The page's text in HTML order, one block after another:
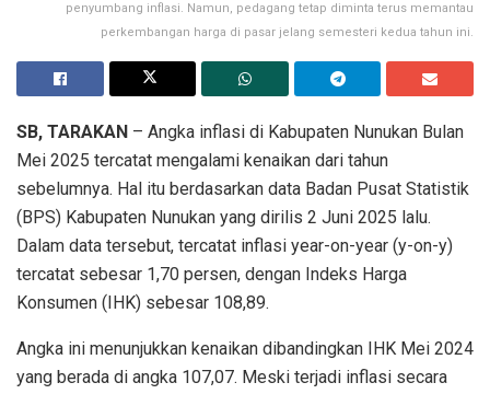
penyumbang inflasi. Namun, pedagang tetap diminta terus memantau
perkembangan harga di pasar jelang semesteri kedua tahun ini.
SB, TARAKAN – Angka inflasi di Kabupaten Nunukan Bulan
Mei 2025 tercatat mengalami kenaikan dari tahun
sebelumnya. Hal itu berdasarkan data Badan Pusat Statistik
(BPS) Kabupaten Nunukan yang dirilis 2 Juni 2025 lalu.
Dalam data tersebut, tercatat inflasi year-on-year (y-on-y)
tercatat sebesar 1,70 persen, dengan Indeks Harga
Konsumen (IHK) sebesar 108,89.
Angka ini menunjukkan kenaikan dibandingkan IHK Mei 2024
yang berada di angka 107,07. Meski terjadi inflasi secara